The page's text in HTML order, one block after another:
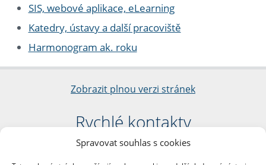
Spravovat souhlas s cookies
SIS, webové aplikace, eLearning
Katedry, ústavy a další pracoviště
Harmonogram ak. roku
Zobrazit plnou verzi stránek
Rychlé kontakty
Filozofická fakulta